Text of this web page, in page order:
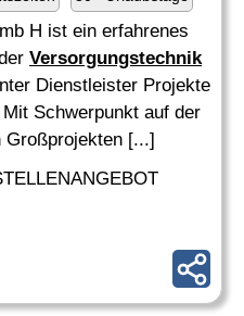
H ist ein erfahrenes
Versorgungstechnik
Dienstleister Projekte
Schwerpunkt auf der
Großprojekten [...]